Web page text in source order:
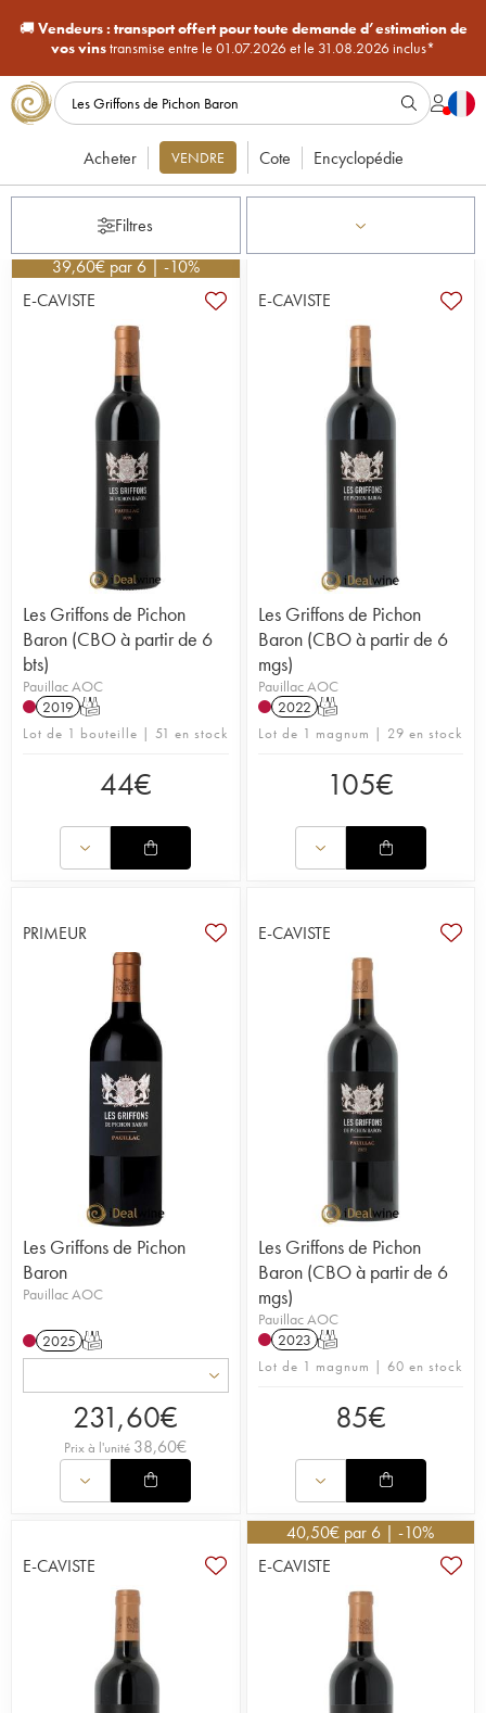
🚚Vendeurs : transport offert pour toute demande d’estimation de
vos vinstransmise entre le 01.07.2026 et le 31.08.2026 inclus*
Acheter VENDRE Cote Encyclopédie
Filtres
39,60€par 6 | -10%
E-CAVISTE
Les Griffons de Pichon
Baron (CBO à partir de 6
bts)
Pauillac AOC
2019 T
Lot de 1 bouteille | 51 en stock
44€
E-CAVISTE
Les Griffons de Pichon
Baron (CBO à partir de 6
mgs)
Pauillac AOC
2022 T
Lot de 1 magnum | 29 en stock
105€
PRIMEUR
Les Griffons de Pichon
Baron
Pauillac AOC
2025 T
231,60€
Prix à l'unité 38,60€
E-CAVISTE
Les Griffons de Pichon
Baron (CBO à partir de 6
mgs)
Pauillac AOC
2023 T
Lot de 1 magnum | 60 en stock
85€
E-CAVISTE
40,50€ par 6 | -10%
E-CAVISTE